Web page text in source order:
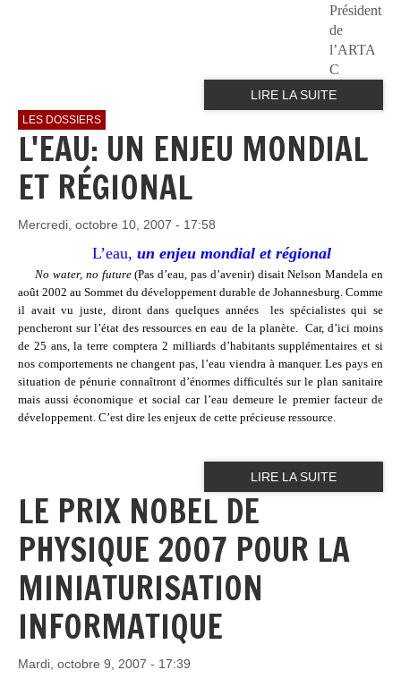
Président
de
l’ARTA
C
LIRE LA SUITE
LES DOSSIERS
L'EAU: UN ENJEU MONDIAL
ET RÉGIONAL
Mercredi, octobre 10, 2007 - 17:58
L’eau, un enjeu mondial et régional
No water, no future(Pas d’eau, pas d’avenir) disait Nelson Mandela en
août 2002 au Sommet du développement durable de Johannesburg. Comme
il avait vu juste, diront dans quelques années
les spécialistes qui se
pencheront sur l’état des ressources en eau de la planète.Car, d’ici moins
de 25 ans, la terre comptera 2 milliards d’habitants supplémentaires et si
nos comportements ne changent pas, l’eau viendra à manquer. Les pays en
situation de pénurie connaîtront d’énormes difficultés sur le plan sanitaire
mais aussi économique et social car l’eau demeure le premier facteur de
développement. C’est dire les enjeux de cette précieuse ressource.
LIRE LA SUITE
LE PRIX NOBEL DE
PHYSIQUE 2007 POUR LA
MINIATURISATION
INFORMATIQUE
Mardi, octobre 9, 2007 - 17:39